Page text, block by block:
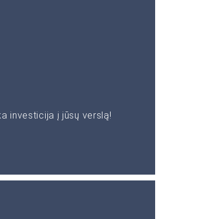
investicija į jūsų verslą!